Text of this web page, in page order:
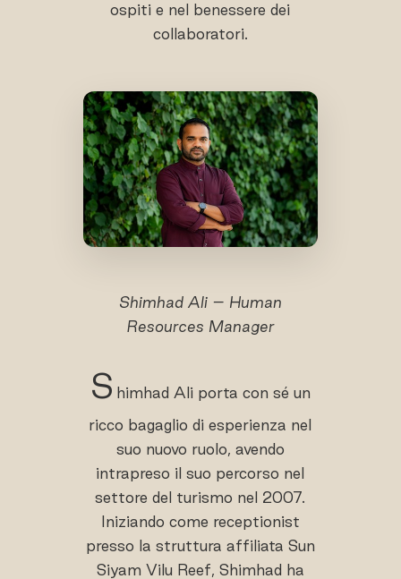
ospiti e nel benessere dei
collaboratori.
Shimhad Ali – Human
Resources Manager
S himhad Ali porta con sé un
ricco bagaglio di esperienza nel
suo nuovo ruolo, avendo
intrapreso il suo percorso nel
settore del turismo nel 2007.
Iniziando come receptionist
presso la struttura affiliata Sun
Siyam Vilu Reef, Shimhad ha